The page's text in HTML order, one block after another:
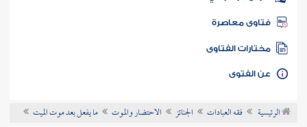
عرض موضوعي
فتاوى معاصرة
مختارات الفتاوى
الفتوى
الرئيسية فقه العبادات الجنائز الاحتضار والموت ما يفعل بعد موت الميت